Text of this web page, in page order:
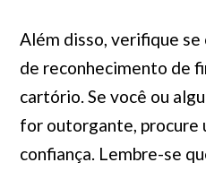
Além disso, verifique
de reconhecimento de
cartório. Se você ou
for outorgante, procure
confiança. Lembre-se